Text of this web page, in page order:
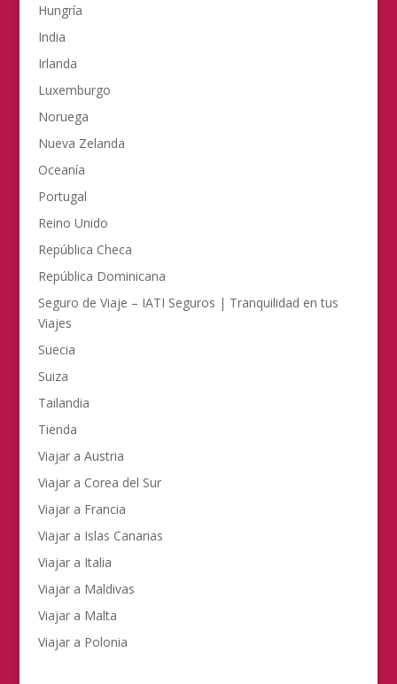
Hungría
India
Irlanda
Luxemburgo
Noruega
Nueva Zelanda
Oceanía
Portugal
Reino Unido
República Checa
República Dominicana
Seguro de Viaje – IATI Seguros | Tranquilidad en tus
Viajes
Suecia
Suiza
Tailandia
Tienda
Viajar a Austria
Viajar a Corea del Sur
Viajar a Francia
Viajar a Islas Canarias
Viajar a Italia
Viajar a Maldivas
Viajar a Malta
Viajar a Polonia